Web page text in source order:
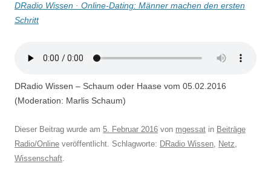
DRadio Wissen · Online-Dating: Männer machen den ersten
Schritt
DRadio Wissen – Schaum oder Haase vom 05.02.2016
(Moderation: Marlis Schaum)
Dieser Beitrag wurde am 5. Februar 2016 von mgessat in Beiträge
Radio/Online veröffentlicht. Schlagworte: DRadio Wissen, Netz,
Wissenschaft.